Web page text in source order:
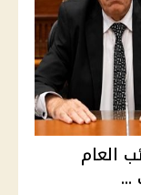
النائب العام
...